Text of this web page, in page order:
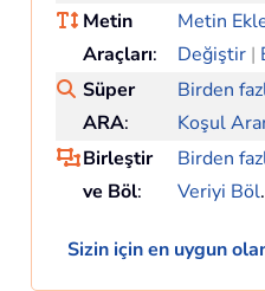
Metin
Araçları:
Metin
Değiştir |
Süper
ARA:
Birden
Koşul
Birleştir
ve Böl:
Birden
Veriyi Böl
Sizin için en uygun